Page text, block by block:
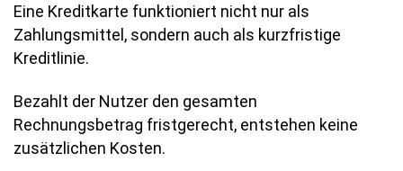
Eine Kreditkarte funktioniert nicht nur als
Zahlungsmittel, sondern auch als kurzfristige
Kreditlinie.
Bezahlt der Nutzer den gesamten
Rechnungsbetrag fristgerecht, entstehen keine
zusätzlichen Kosten.